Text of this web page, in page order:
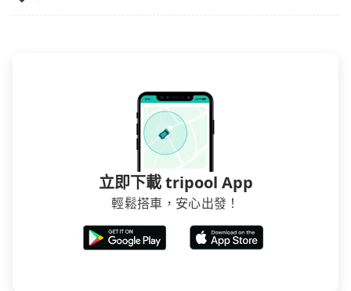
約了時間但上一位用戶卻遲遲尚未歸還，又或者要還車
時卻偏偏找不到停車位，對於急著用車或者要載其他乘
客的人來說就有不小的風險。最後，雖然路邊隨租隨還
看似方便，但實際使用時還是有其區域的限制，實際可
停靠的地點與你的上下車地點仍有段距離，在遇到下雨
天或者載行李時，就顯得非常不便。
立即下載 tripool App
輕鬆搭車，安心出發！